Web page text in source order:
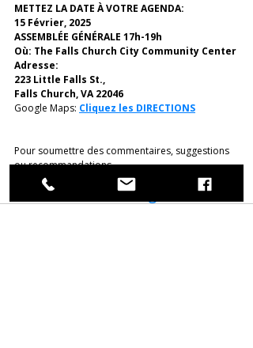
METTEZ LA DATE À VOTRE AGENDA:
15 Février, 2025
ASSEMBLÉE GÉNÉRALE 17h-19h
Où: The Falls Church City Community Center
Adresse:
223 Little Falls St.,
Falls Church, VA 22046
Google Maps: Cliquez les DIRECTIONS
Pour soumettre des commentaires, suggestions
ou recommandations,
SVP nous écrire à:
info@ccwmusa.org